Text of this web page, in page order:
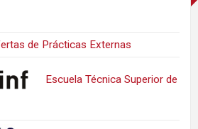
de Prácticas Externas
Escuela Técnica Superior de